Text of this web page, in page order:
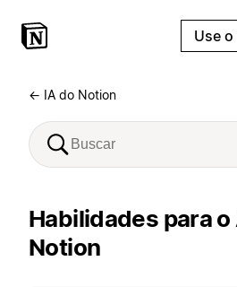
Use
← IA do Notion
Habilidades para
Notion